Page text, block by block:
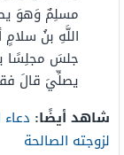
مسلِمٌ وَهوَ
اللَّهِ بنُ
جلسَ مجلِسًا
يصلِّيَ قالَ
شاهد أيضًا:
لزوجته الصالحة